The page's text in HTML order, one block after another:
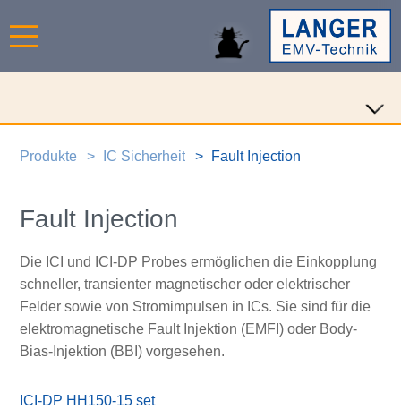
Produkte IC Sicherheit Fault Injection
Fault Injection
Die ICI und ICI-DP Probes ermöglichen die Einkopplung
schneller, transienter magnetischer oder elektrischer
Felder sowie von Stromimpulsen in ICs. Sie sind für die
elektromagnetische Fault Injektion (EMFI) oder Body-
Bias-Injektion (BBI) vorgesehen.
ICI-DP HH150-15 set